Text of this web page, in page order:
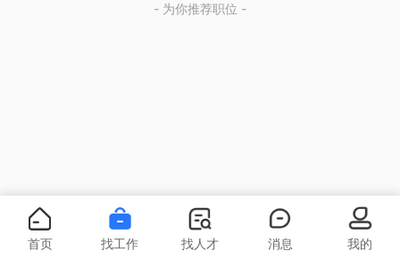
- 为你推荐职位 -
首页 找工作 找人才 消息 我的